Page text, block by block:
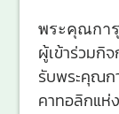
พระคุณกา
ผู้เข้าร่วมกิ
รับพระคุณก
คาทอลิกแห่